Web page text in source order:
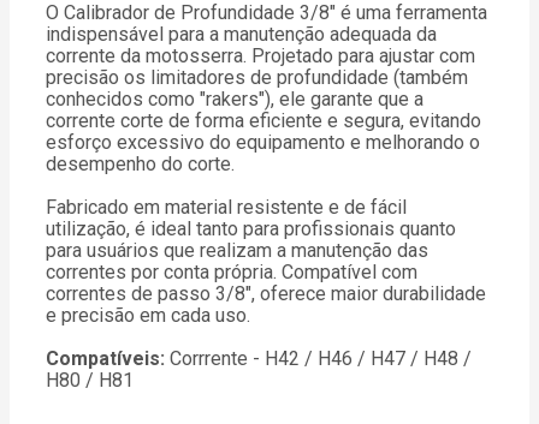
O Calibrador de Profundidade 3/8" é uma ferramenta
indispensável para a manutenção adequada da
corrente da motosserra. Projetado para ajustar com
precisão os limitadores de profundidade (também
conhecidos como "rakers"), ele garante que a
corrente corte de forma eficiente e segura, evitando
esforço excessivo do equipamento e melhorando o
desempenho do corte.
Fabricado em material resistente e de fácil
utilização, é ideal tanto para profissionais quanto
para usuários que realizam a manutenção das
correntes por conta própria. Compatível com
correntes de passo 3/8", oferece maior durabilidade
e precisão em cada uso.
Compatíveis: Corrrente - H42 / H46 / H47 / H48 /
H80 / H81